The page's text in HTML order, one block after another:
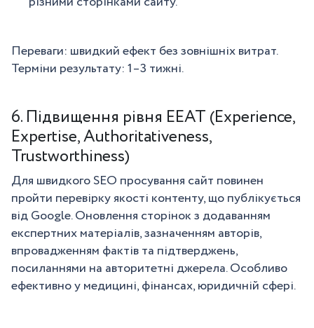
Переваги: швидкий ефект без зовнішніх витрат.
Терміни результату: 1–3 тижні.
6. Підвищення рівня EEAT (Experience,
Expertise, Authoritativeness,
Trustworthiness)
Для швидкого SEO просування сайт повинен
пройти перевірку якості контенту, що публікується
від Google. Оновлення сторінок з додаванням
експертних матеріалів, зазначенням авторів,
впровадженням фактів та підтверджень,
посиланнями на авторитетні джерела. Особливо
ефективно у медицині, фінансах, юридичній сфері.